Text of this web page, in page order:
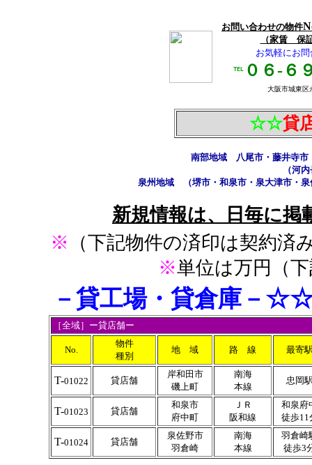
お問い合わせの物件
（家賃 保
お気軽にお
℡０６-６
大阪市城東区永
☆☆貸
南部地域 八尾市・藤井寺市
（河
泉州地域 （堺市・和泉市・泉大
新規情報は、日毎に掲
※ （下記物件の済印は契約済
※単位は万円 （
－貸工場・貸倉庫－
［全域］ー貸店舗ー
No.
物件
種別
地 域 路 線 最寄
T-01022 貸店舗
岸和田市
磯上町
南海
本線
忠岡
T-01023 貸店舗
和泉市
府中町
ＪＲ
阪和線
和泉府
徒歩11
T-01024 貸店舗
泉佐野市
羽倉崎
南海
本線
羽倉崎
徒歩3